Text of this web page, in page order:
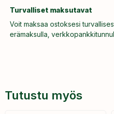
Turvalliset maksutavat
Voit maksaa ostoksesi
erämaksulla,
Tutustu myös